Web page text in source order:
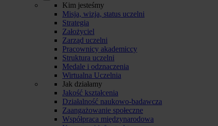
Kim jesteśmy
Misja, wizja, status uczelni
Strategia
Założyciel
Zarząd uczelni
Pracownicy akademiccy
Struktura uczelni
Medale i odznaczenia
Wirtualna Uczelnia
Jak działamy
Jakość kształcenia
Działalność naukowo-badawcza
Zaangażowanie społeczne
Współpraca międzynarodowa